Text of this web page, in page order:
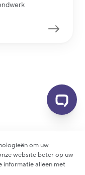
om uw
website beter op uw
informatie alleen met